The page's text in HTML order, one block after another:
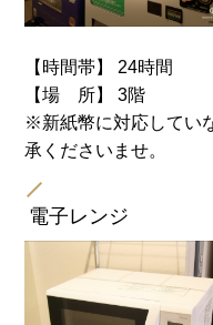
【時間帯】 24時間
【場 所】 3階
※新紙幣に対応してい
承くださいませ。
電子レンジ